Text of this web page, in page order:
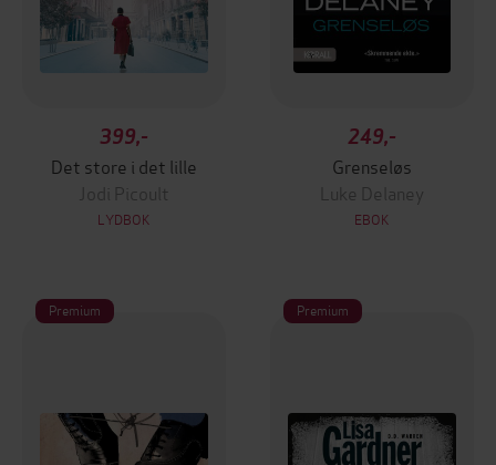
399,-
Det store i det lille
Jodi Picoult
LYDBOK
249,-
Grenseløs
Luke Delaney
EBOK
Premium Premium